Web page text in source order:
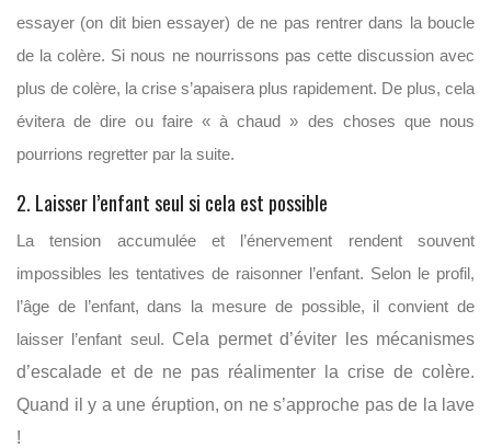
essayer (on dit bien essayer) de ne pas rentrer dans la boucle
de la colère. Si nous ne nourrissons pas cette discussion avec
plus de colère, la crise s’apaisera plus rapidement. De plus, cela
évitera de dire ou faire « à chaud » des choses que nous
pourrions regretter par la suite.
2. Laisser l’enfant seul si cela est possible
La tension accumulée et l’énervement rendent souvent
impossibles les tentatives de raisonner l’enfant. Selon le profil,
l’âge de l’enfant, dans la mesure de possible, il convient de
laisser l’enfant seul. Cela permet d’éviter les mécanismes
d’escalade et de ne pas réalimenter la crise de colère.
Quand il y a une éruption, on ne s’approche pas de la lave
!